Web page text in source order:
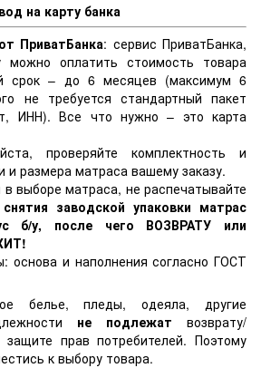
на карту банка
ПриватБанка: сервис ПриватБанка,
можно оплатить стоимость товара
срок – до 6 месяцев (максимум 6
не требуется стандартный пакет
ИНН). Все что нужно – это карта
проверяйте комплектность и
и размера матраса вашему заказу.
выборе матраса, не распечатывайте
заводской упаковки матрас
б/у, после чего ВОЗВРАТУ или
основа и наполнения согласно ГОСТ
белье, пледы, одеяла, другие
не подлежат возврату/
прав потребителей. Поэтому
к выбору товара.